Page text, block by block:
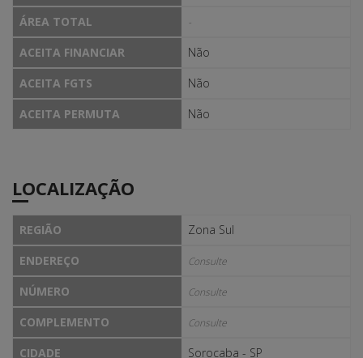
ÁREA TOTAL
-
ACEITA FINANCIAR
Não
ACEITA FGTS
Não
ACEITA PERMUTA
Não
LOCALIZAÇÃO
REGIÃO
Zona Sul
ENDEREÇO
Consulte
NÚMERO Consulte
COMPLEMENTO Consulte
CIDADE
Sorocaba - SP